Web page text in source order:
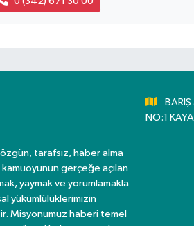
tarafsız, haber alma
gerçeğe açılan
yaymak ve yorumlamakla
yükümlülüklerimizin
Misyonumuz haberi temel
NO:1